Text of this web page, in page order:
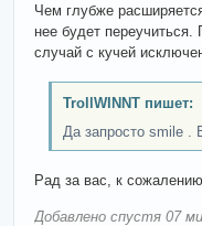
Чем глубже
нее будет переучиться.
случай с кучей
TrollWINNT пишет:
Да запросто smile .
Рад за вас, к
Добавлено спустя 07